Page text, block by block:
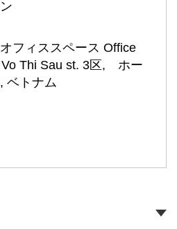
オフィススペース Office
Vo Thi Sau st. 3区, ホー
ベトナム